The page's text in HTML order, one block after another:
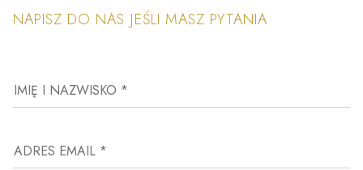
NAPISZ DO NAS JEŚLI MASZ PYTANIA
IMIĘ I NAZWISKO *
ADRES EMAIL *